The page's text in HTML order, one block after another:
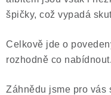
špičky, což vypadá
Celkově jde o
rozhodně co nabídnout.
Záhnědu jsme pro vás